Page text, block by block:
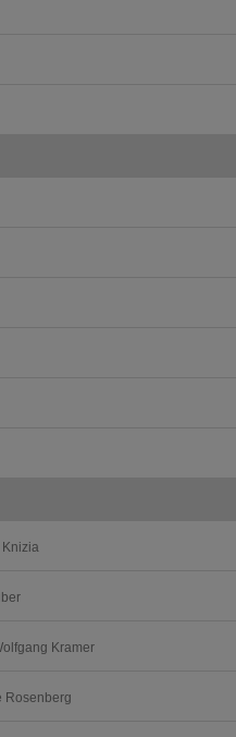
Knizia
Kramer
Rosenberg